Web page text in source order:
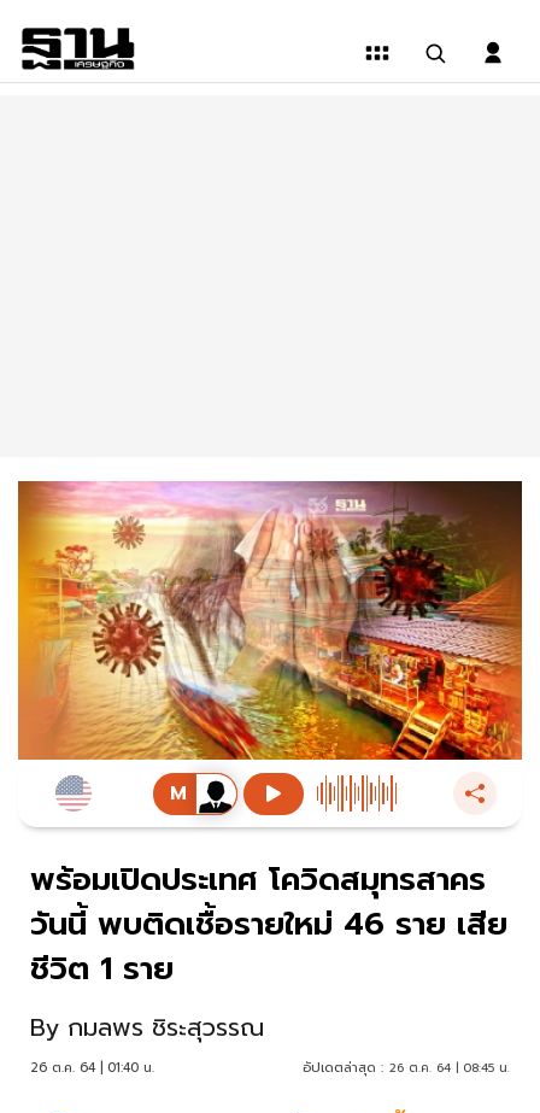
พร้อมเปิดประเทศ โควิดสมุทรสาคร
วันนี้ พบติดเชื้อรายใหม่ 46 ราย เสีย
ชีวิต 1 ราย
By กมลพร ชิระสุวรรณ
26 ต.ค. 64 | 01:40 น. อัปเดตล่าสุด : 26 ต.ค. 64 | 08:45 น.